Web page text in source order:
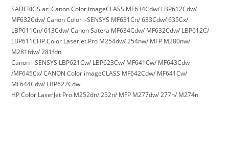
SADERĪGS ar: Canon Color imageCLASS MF634Cdw/ LBP612Cdw/
MF632Cdw/ Canon Color i-SENSYS MF631Cn/ 633Cdw/ 635Cx/
LBP611Cn/ 613Cdw/ Canon Satera MF634Cdw/ MF632Cdw/ LBP612C/
LBP611CHP Color LaserJet Pro M254dw/ 254nw/ MFP M280nw/
M281fdw/ 281fdn
Canon i-SENSYS LBP621Cw/ LBP623Cw/ MF641Cw/ MF643Cdw
/MF645Cx/ CANON Color imageCLASS MF642Cdw/ MF641Cw/
MF644Cdw/ LBP622Cdw.
HP Color LaserJet Pro M252dn/ 252n/ MFP M277dw/ 277n/ M274n